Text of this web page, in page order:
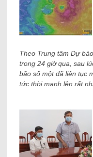
Theo Trung tâm Dự
trong 24 giờ qua, sau
bão số một đã liên tục
tức thời mạnh lên rất